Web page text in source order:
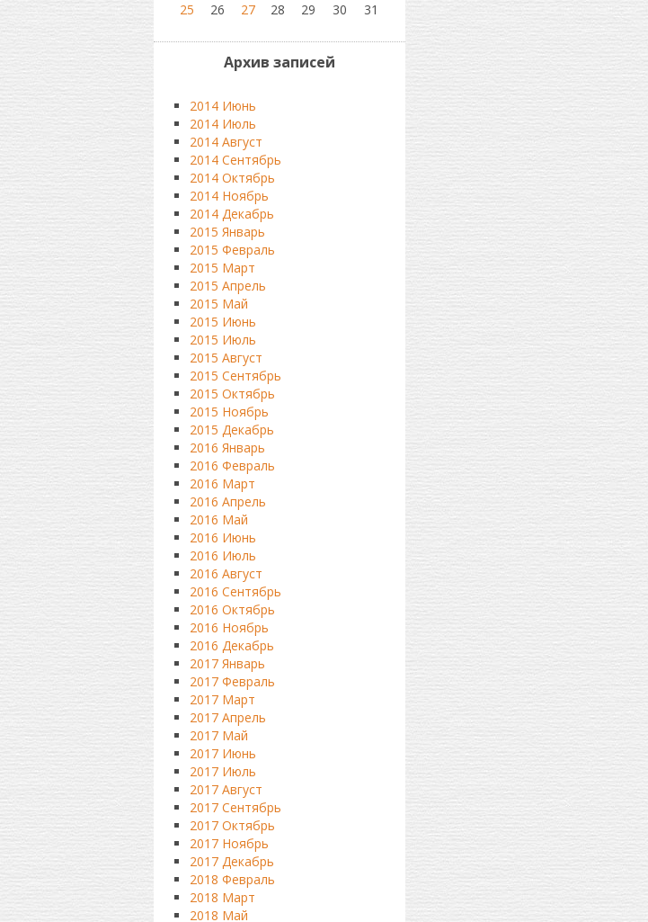
25
26 27 28 29 30 31
Архив записей
2014 Июнь
2014 Июль
2014 Август
2014 Сентябрь
2014 Октябрь
2014 Ноябрь
2014 Декабрь
2015 Январь
2015 Февраль
2015 Март
2015 Апрель
2015 Май
2015 Июнь
2015 Июль
2015 Август
2015 Сентябрь
2015 Октябрь
2015 Ноябрь
2015 Декабрь
2016 Январь
2016 Февраль
2016 Март
2016 Апрель
2016 Май
2016 Июнь
2016 Июль
2016 Август
2016 Сентябрь
2016 Октябрь
2016 Ноябрь
2016 Декабрь
2017 Январь
2017 Февраль
2017 Март
2017 Апрель
2017 Май
2017 Июнь
2017 Июль
2017 Август
2017 Сентябрь
2017 Октябрь
2017 Ноябрь
2017 Декабрь
2018 Февраль
2018 Март
2018 Май